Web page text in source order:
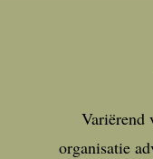
Variërend
organisatie